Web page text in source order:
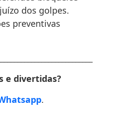
dos golpes.
preventivas
e divertidas?
.